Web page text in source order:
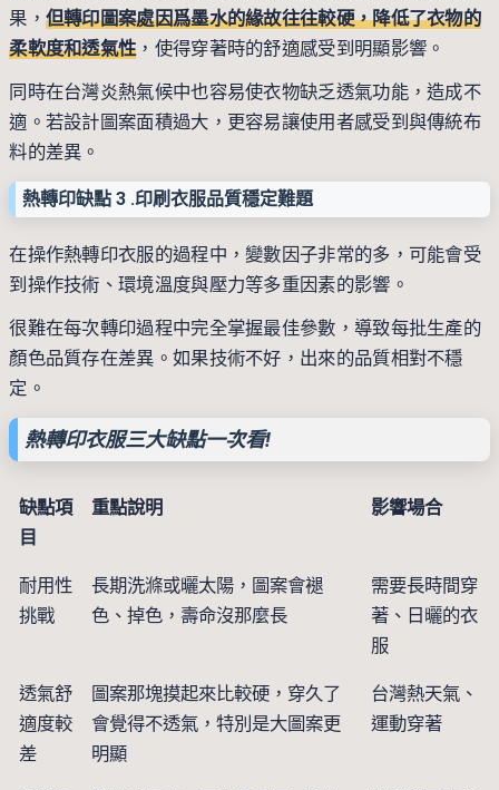
果， 但轉印圖案處因爲墨水的緣故往往較硬，降低了衣物的
柔軟度和透氣性，使得穿著時的舒適感受到明顯影響。
同時在台灣炎熱氣候中也容易使衣物缺乏透氣功能，造成不
適。若設計圖案面積過大，更容易讓使用者感受到與傳統布
料的差異。
熱轉印缺點 3 .印刷衣服品質穩定難題
在操作熱轉印衣服的過程中，變數因子非常的多，可能會受
到操作技術、環境溫度與壓力等多重因素的影響。
很難在每次轉印過程中完全掌握最佳參數，導致每批生產的
顏色品質存在差異。如果技術不好，出來的品質相對不穩
定。
熱轉印衣服三大缺點一次看!
缺點項
目
重點說明 影響場合
耐用性
挑戰
長期洗滌或曬太陽，圖案會褪
色、掉色，壽命沒那麼長
需要長時間穿
著、日曬的衣
服
透氣舒
適度較
差
圖案那塊摸起來比較硬，穿久了
會覺得不透氣，特別是大圖案更
明顯
台灣熱天氣、
運動穿著